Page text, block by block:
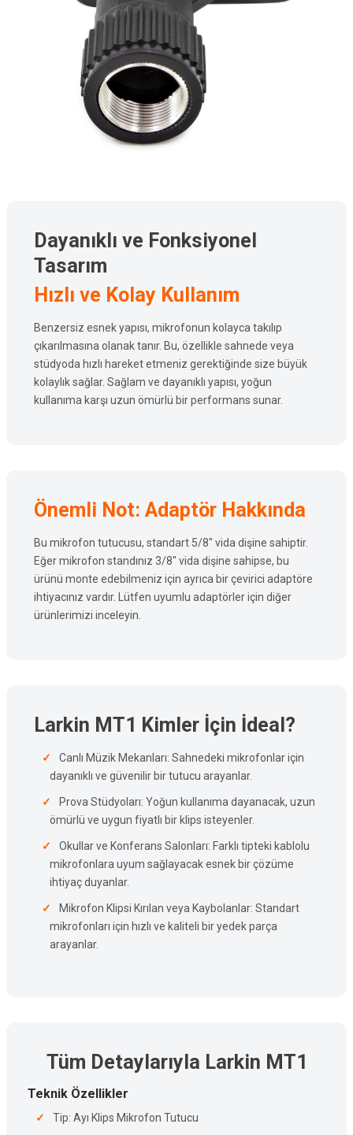
Dayanıklı ve Fonksiyonel
Tasarım
Hızlı ve Kolay Kullanım
Benzersiz esnek yapısı, mikrofonun kolayca takılıp
çıkarılmasına olanak tanır. Bu, özellikle sahnede veya
stüdyoda hızlı hareket etmeniz gerektiğinde size büyük
kolaylık sağlar. Sağlam ve dayanıklı yapısı, yoğun
kullanıma karşı uzun ömürlü bir performans sunar.
Önemli Not: Adaptör Hakkında
Bu mikrofon tutucusu, standart 5/8" vida dişine sahiptir.
Eğer mikrofon standınız 3/8" vida dişine sahipse, bu
ürünü monte edebilmeniz için ayrıca bir çevirici adaptöre
ihtiyacınız vardır. Lütfen uyumlu adaptörler için diğer
ürünlerimizi inceleyin.
Larkin MT1 Kimler İçin İdeal?
Canlı Müzik Mekanları: Sahnedeki mikrofonlar için
dayanıklı ve güvenilir bir tutucu arayanlar.
Prova Stüdyoları: Yoğun kullanıma dayanacak, uzun
ömürlü ve uygun fiyatlı bir klips isteyenler.
Okullar ve Konferans Salonları: Farklı tipteki kablolu
mikrofonlara uyum sağlayacak esnek bir çözüme
ihtiyaç duyanlar.
Mikrofon Klipsi Kırılan veya Kaybolanlar: Standart
mikrofonları için hızlı ve kaliteli bir yedek parça
arayanlar.
Tüm Detaylarıyla Larkin MT1
Teknik Özellikler
Tip: Ayı Klips Mikrofon Tutucu